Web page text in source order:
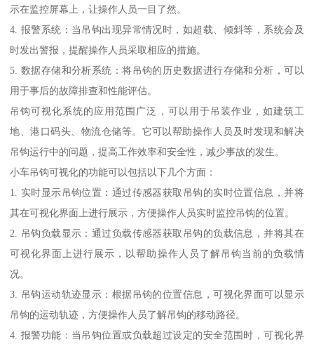
示在监控屏幕上，让操作人员一目了然。
4. 报警系统：当吊钩出现异常情况时，如超载、倾斜等，系统会及
时发出警报，提醒操作人员采取相应的措施。
5. 数据存储和分析系统：将吊钩的历史数据进行存储和分析，可以
用于事后的故障排查和性能评估。
吊钩可视化系统的应用范围广泛，可以用于吊装作业，如建筑工
地、港口码头、物流仓储等。它可以帮助操作人员及时发现和解决
吊钩运行中的问题，提高工作效率和安全性，减少事故的发生。
小车吊钩可视化的功能可以包括以下几个方面：
1. 实时显示吊钩位置：通过传感器获取吊钩的实时位置信息，并将
其在可视化界面上进行展示，方便操作人员实时监控吊钩的位置。
2. 吊钩负载显示：通过负载传感器获取吊钩的负载信息，并将其在
可视化界面上进行展示，以帮助操作人员了解吊钩当前的负载情
况。
3. 吊钩运动轨迹显示：根据吊钩的位置信息，可视化界面可以显示
吊钩的运动轨迹，方便操作人员了解吊钩的移动路径。
4. 报警功能：当吊钩位置或负载超过设定的安全范围时，可视化界